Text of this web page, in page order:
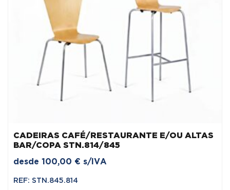
CADEIRAS CAFÉ/RESTAURANTE E/OU ALTAS
BAR/COPA STN.814/845
desde 100,00 € s/IVA
REF: STN.845.814